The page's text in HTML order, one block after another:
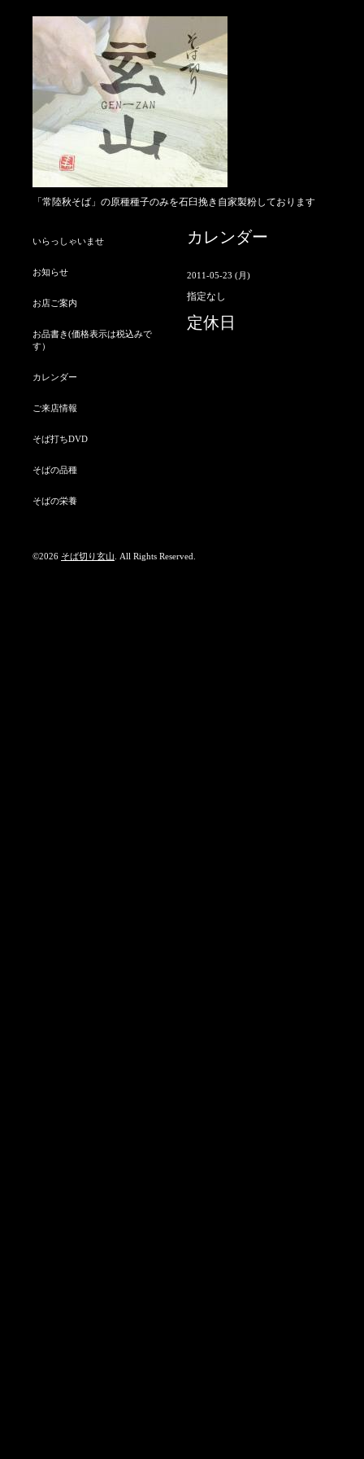
「常陸秋そば」の原種種子のみを石臼挽き自家製粉しております
カレンダー
2011-05-23 (月)
指定なし
定休日
いらっしゃいませ
お知らせ
お店ご案内
お品書き(価格表示は税込みで
す）
カレンダー
ご来店情報
そば打ちDVD
そばの品種
そばの栄養
©2026 そば切り玄山 . All Rights Reserved.